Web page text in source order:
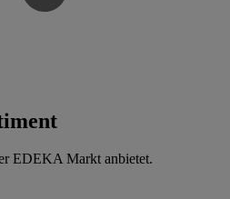
EDEKA Markt anbietet.